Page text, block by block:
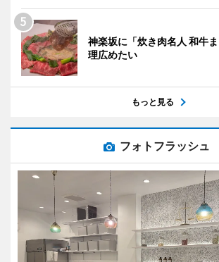
神楽坂に「炊き肉名人 和牛
理広めたい
もっと見る
フォトフラッシュ